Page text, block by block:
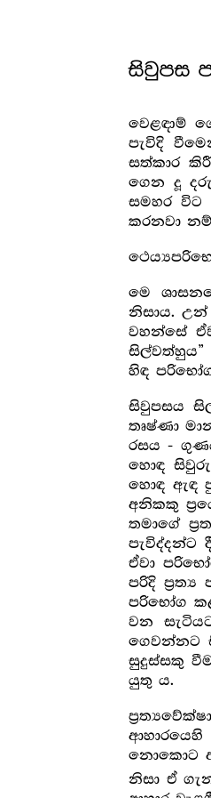
සිවුපස
වෙළඳාම්
පැවිදි
සත්කාර
ගෙන දූ
සමහර විට
කරනවා
මෙ
නිසාය.
වහන්සේ
සිල්වත්හුය”
හිඳ
සිවුපසය
තෘෂ්ණා
රසය -
හොඳ සිවුරු
හොඳ ඇඳ
අනිකකු
තමාගේ
ඒවා
පරිදි
පරිභෝග
වන
ගෙවන්නට
සුදුස්සකු
යුතු ය.
නොකොට
නිසා ඒ